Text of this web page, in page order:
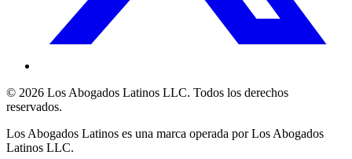
© 2026 Los Abogados Latinos LLC. Todos los derechos
reservados.
Los Abogados Latinos es una marca operada porLos Abogados
Latinos LLC.